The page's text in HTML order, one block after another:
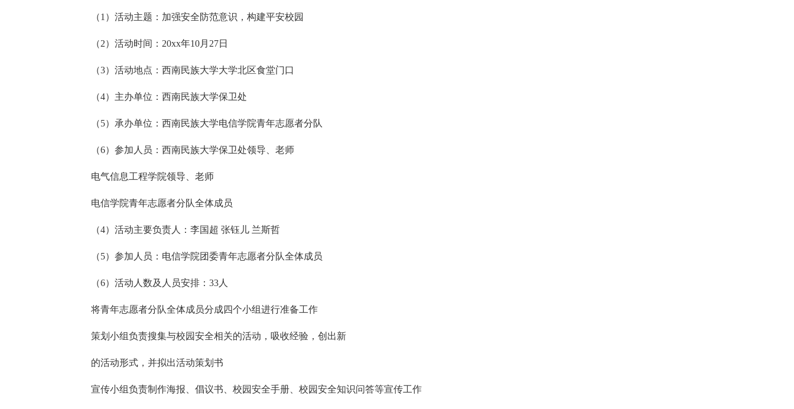
（1）活动主题：加强安全防范意识，构建平安校园
（2）活动时间：20xx年10月27日
（3）活动地点：西南民族大学大学北区食堂门口
（4）主办单位：西南民族大学保卫处
（5）承办单位：西南民族大学电信学院青年志愿者分队
（6）参加人员：西南民族大学保卫处领导、老师
电气信息工程学院领导、老师
电信学院青年志愿者分队全体成员
（4）活动主要负责人：李国超 张钰儿 兰斯哲
（5）参加人员：电信学院团委青年志愿者分队全体成员
（6）活动人数及人员安排：33人
将青年志愿者分队全体成员分成四个小组进行准备工作
策划小组负责搜集与校园安全相关的活动，吸收经验，创出新
的活动形式，并拟出活动策划书
宣传小组负责制作海报、倡议书、校园安全手册、校园安全知识问答等宣传工作